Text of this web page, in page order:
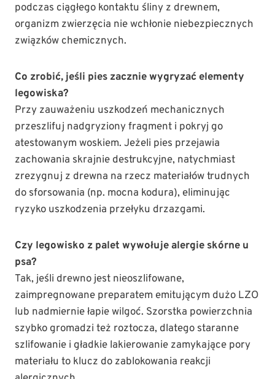
podczas ciągłego kontaktu śliny z drewnem,
organizm zwierzęcia nie wchłonie niebezpiecznych
związków chemicznych.
Co zrobić, jeśli pies zacznie wygryzać elementy
legowiska?
Przy zauważeniu uszkodzeń mechanicznych
przeszlifuj nadgryziony fragment i pokryj go
atestowanym woskiem. Jeżeli pies przejawia
zachowania skrajnie destrukcyjne, natychmiast
zrezygnuj z drewna na rzecz materiałów trudnych
do sforsowania (np. mocna kodura), eliminując
ryzyko uszkodzenia przełyku drzazgami.
Czy legowisko z palet wywołuje alergie skórne u
psa?
Tak, jeśli drewno jest nieoszlifowane,
zaimpregnowane preparatem emitującym dużo LZO
lub nadmiernie łapie wilgoć. Szorstka powierzchnia
szybko gromadzi też roztocza, dlatego staranne
szlifowanie i gładkie lakierowanie zamykające pory
materiału to klucz do zablokowania reakcji